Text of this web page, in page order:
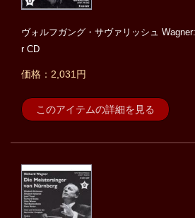
ヴォルフガング・サヴァリッシュ
r CD
価格：2,031円
このアイテムの詳細を見る